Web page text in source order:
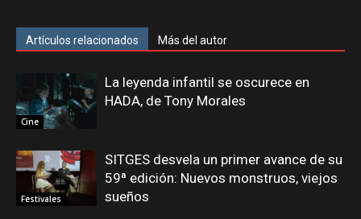
Artículos relacionados Más del autor
Cine
La leyenda infantil se oscurece en
HADA, de Tony Morales
Festivales
SITGES desvela un primer avance de su
59ª edición: Nuevos monstruos, viejos
sueños